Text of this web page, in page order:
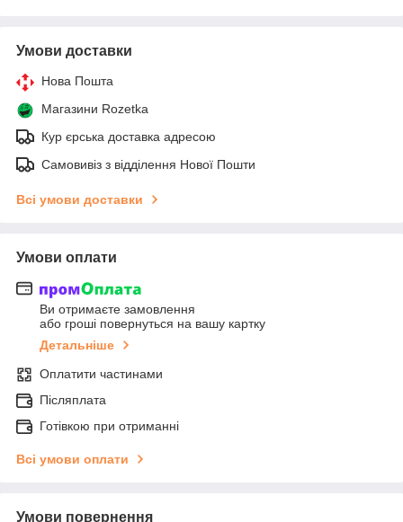
Умови доставки
Нова Пошта
Магазини Rozetka
Кур єрська доставка адресою
Самовивіз з відділення Нової Пошти
Всі умови доставки
Умови оплати
Ви отримаєте замовлення
або гроші повернуться на вашу картку
Детальніше
Оплатити частинами
Післяплата
Готівкою при отриманні
Всі умови оплати
Умови повернення